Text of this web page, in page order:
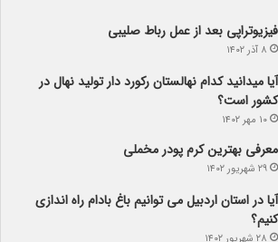
فیزیوتراپی بعد از عمل رباط صلیبی
۸ آذر ۱۴۰۲
آیا می­دانید کدام نهالستان رکورد دار تولید نهال­ در
کشور است؟
۱۰ مهر ۱۴۰۲
معرفی بهترین کرم پودر مخملی
۲۹ شهریور ۱۴۰۲
آیا در استان اردبیل می توانیم باغ بادام راه اندازی
کنیم؟